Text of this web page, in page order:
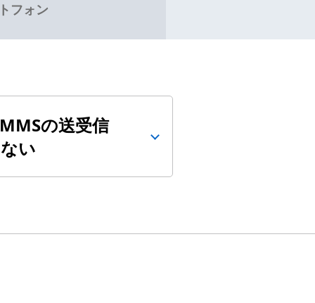
フォン
の送受信
い